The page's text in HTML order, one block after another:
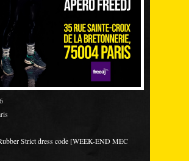
Strict dress code [WEEK-END MEC